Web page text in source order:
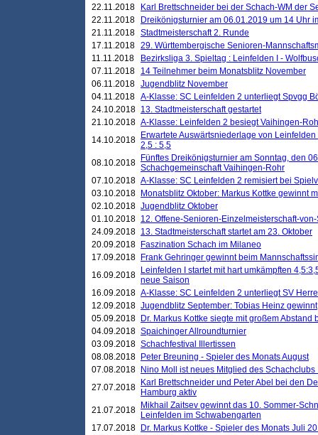
22.11.2018
Karl Brettschneider bei der Schach-WM der
22.11.2018
Dreikönigsturnier am 06.01.2019 um 14 Uhr
21.11.2018 Stadtmeisterschaft 2. Runde
17.11.2018 29. Württembergische Senioren-
11.11.2018
Bezirksliga 3. Spieltag : Leinfelden I -
07.11.2018
14 Teilnehmer beim Monatsblitz November
06.11.2018 Jugendblitz November
04.11.2018 A-Klasse: SC Leinfelden 2 unterliegt Spvgg
24.10.2018 13. Stadtmeisterschaft gestartet
21.10.2018 A-Klasse: Leinfelden 2 besiegt Vaihingen-
14.10.2018
Erwartete Auswärtsniederlage von
2,5 : 5,5
08.10.2018
Fünftes Dreikönigsturnier am Sonntag, den
Schachgemeinschaft Vaihingen-Rohr
07.10.2018 A-Klasse: SC Leinfelden 2 remisiert bei
03.10.2018
Monatsblitz Oktober: Markus Kottke gewinnt
02.10.2018 Jugendblitz Oktober
01.10.2018 12. Offene-Senioren-Einzelmeisterschaft-
24.09.2018 13. Stadtmeisterschaft startet am 23. Oktober
20.09.2018
Faszination Schach im Milaneo
17.09.2018
Frank Gehringer gewinnt beim
16.09.2018
Leinfelden I startet mit hart umkämpften
neue Saison
16.09.2018 A-Klasse: SC Leinfelden 2 unterliegt SV
12.09.2018 Jugendblitz September: Tobias Heinz gewinnt
05.09.2018
Dr. Markus Kottke siegte mit großem
04.09.2018 Spaichinger Allroundturnier
03.09.2018 Schachfestival Illertissen
08.08.2018
Peter Breuning - Spieler des Monats August
07.08.2018
Nino Moll ist neues Mitglied des
27.07.2018
Karl Brettschneider und Peter Abel bei den
Hamburg aktiv
21.07.2018
Mikhail Zaitsev gewinnt das 10. Sommer-
Leinfelden im Schwabengarten
17.07.2018
Dr. Markus Kottke - Spieler des Monats Juli